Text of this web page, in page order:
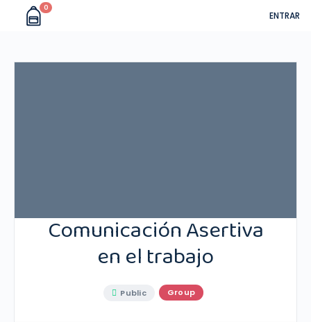
0
ENTRAR
Comunicación Asertiva
en el trabajo
Public Group